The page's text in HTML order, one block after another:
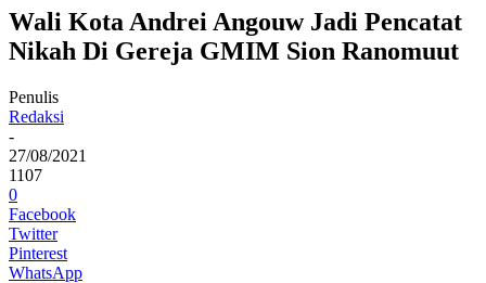
Wali Kota Andrei Angouw Jadi Pencatat
Nikah Di Gereja GMIM Sion Ranomuut
Penulis
Redaksi
-
27/08/2021
1107
0
Facebook
Twitter
Pinterest
WhatsApp